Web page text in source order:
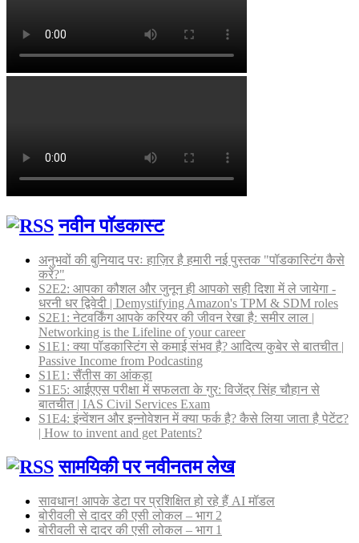
नवीन पॉडकास्ट
अनुभवों की बुनियाद परः हाज़िर है हमारी नई पुस्तक "पॉडकास्टिंग कैसे
करें?"
S2E2: आपका कौशल और जुनून ही आपको सही दिशा में ले जायेगा -
धरनी धर द्विवेदी | Demystifying Amazon's TPM & SDM roles
S2E1: नेटवर्किंग आपके करियर की जीवन रेखा है: समीर लाल |
Networking is the Lifeline of your career
S1E1: क्या पॉडकास्टिंग से कमाई संभव है? आदित्य कुबेर से बातचीत |
Passive Income from Podcasting
S1E1: सैंतीस का आंकड़ा
S1E5: आईएएस परीक्षा में सफलता के गुर: विजेंद्र सिंह चौहान से
बातचीत | IAS Civil Services Exam
S1E4: इंन्वेंशन और इन्नोवेशन में क्या फर्क है? कैसे लिया जाता है पेटेंट?
| How to invent and get Patents?
सामयिकी पर नवीनतम लेख
सावधान! आपके डेटा पर प्रशिक्षित हो रहे हैं AI मॉडल
बोरीवली से दादर की एसी लोकल – भाग 2
बोरीवली से दादर की एसी लोकल – भाग 1